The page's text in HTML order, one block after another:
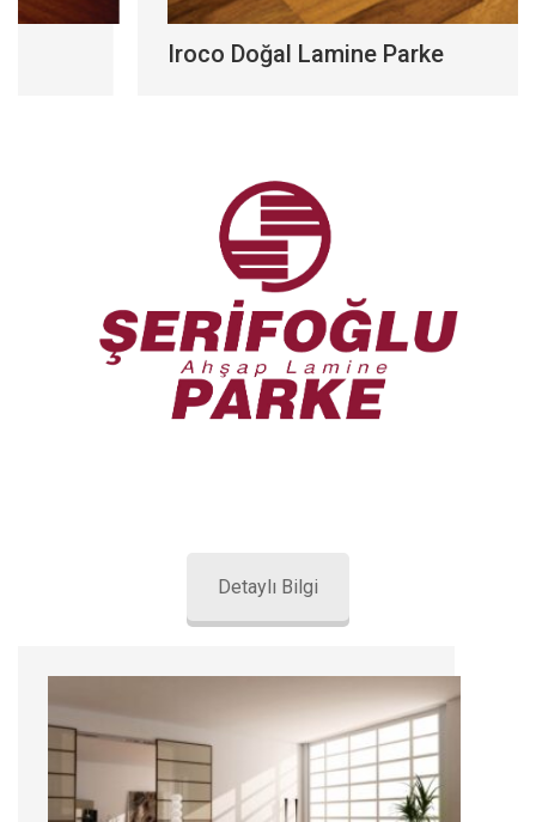
Iroco Doğal Lamine Parke
Detaylı Bilgi